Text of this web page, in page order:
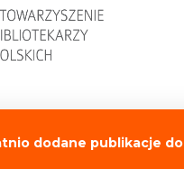
dodane publikacje do